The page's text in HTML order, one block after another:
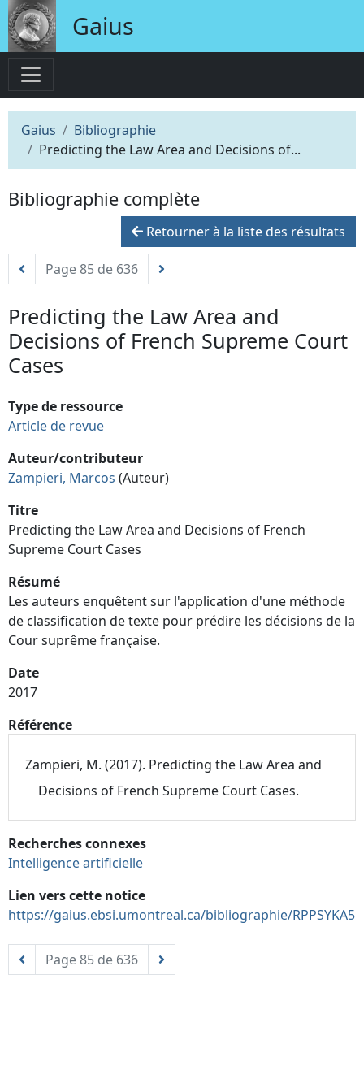
Gaius
Gaius
Bibliographie
Predicting the Law Area and Decisions of...
Bibliographie complète
Retourner à la liste des résultats
Page 85 de 636
Predicting the Law Area and
Decisions of French Supreme Court
Cases
Type de ressource
Article de revue
Auteur/contributeur
Zampieri, Marcos (Auteur)
Titre
Predicting the Law Area and Decisions of French
Supreme Court Cases
Résumé
Les auteurs enquêtent sur l'application d'une méthode
de classification de texte pour prédire les décisions de la
Cour suprême française.
Date
2017
Référence
Zampieri, M. (2017). Predicting the Law Area and
Decisions of French Supreme Court Cases.
Recherches connexes
Intelligence artificielle
Lien vers cette notice
https://gaius.ebsi.umontreal.ca/bibliographie/RPPSYKA5
Page 85 de 636